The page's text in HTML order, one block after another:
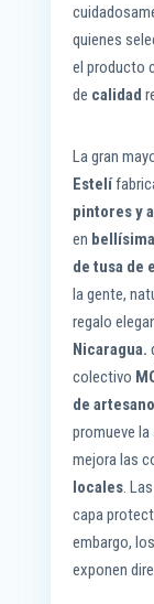
quienes
el producto
de calidad
La gran
Estelí
pintores y
en
de tusa de
la gente,
regalo
Nicaragua.
colectivo
de
promueve
mejora las
locales.
capa
embargo,
exponen